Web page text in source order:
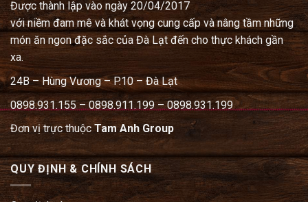
Được thành lập vào ngày 20/04/2017
với niềm đam mê và khát vọng cung cấp và nâng tầm những
món ăn ngon đặc sắc của Đà Lạt đến cho thực khách gần
xa.
24B – Hùng Vương – P.10 – Đà Lạt
0898.931.155 – 0898.911.199 – 0898.931.199
Đơn vị trực thuộcTam Anh Group
QUY ĐỊNH & CHÍNH SÁCH